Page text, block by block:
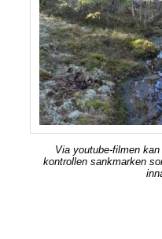
Via youtube-filmen
kontrollen sankmarken